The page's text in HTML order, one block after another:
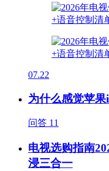
07.22
为什么感觉苹果
问答 11
电视选购指南
浸三合一